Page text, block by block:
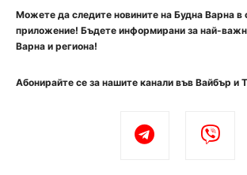
Можете да следите новините на Будна Варна в
приложение! Бъдете информирани за най-
Варна и региона!
Абонирайте се за нашите канали във Вайбър и